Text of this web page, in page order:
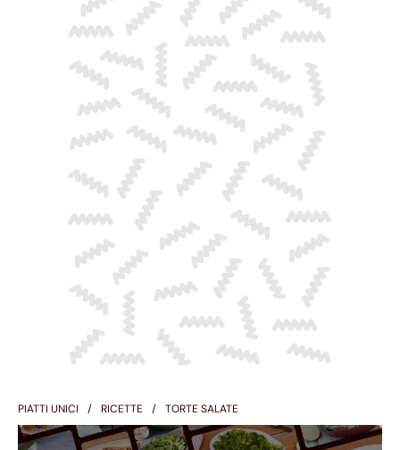
PIATTI UNICI RICETTE TORTE SALATE